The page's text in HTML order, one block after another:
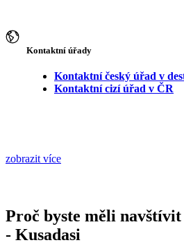
Kontaktní úřady
Kontaktní český úřad v
Kontaktní cizí úřad v ČR
zobrazit více
Proč byste měli
- Kusadasi